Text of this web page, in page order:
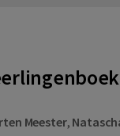
Meester,